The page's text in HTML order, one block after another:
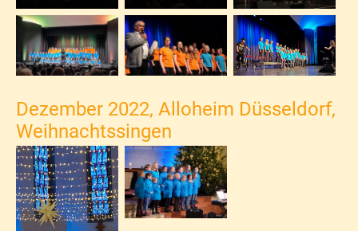
Dezember 2022, Alloheim Düsseldorf,
Weihnachtssingen